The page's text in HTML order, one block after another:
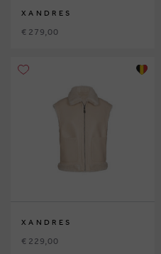
XANDRES
€ 279,00
XANDRES
€ 229,00